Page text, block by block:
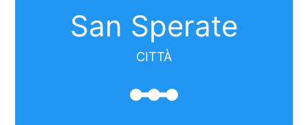
San Sperate
CITTÀ
linear_scale